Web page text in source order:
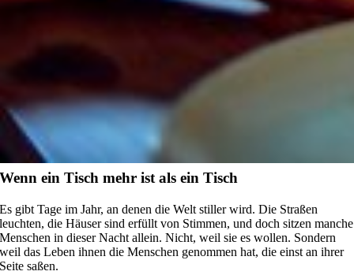
Wenn ein Tisch mehr ist als ein Tisch
Es gibt Tage im Jahr, an denen die Welt stiller wird. Die Straßen
leuchten, die Häuser sind erfüllt von Stimmen, und doch sitzen manche
Menschen in dieser Nacht allein. Nicht, weil sie es wollen. Sondern
weil das Leben ihnen die Menschen genommen hat, die einst an ihrer
Seite saßen.